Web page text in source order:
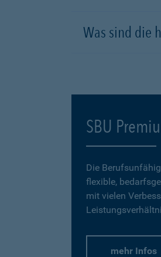
Was sind die
SBU
Die
flexible,
mit vielen
mehr Infos